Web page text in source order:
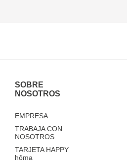
SOBRE
NOSOTROS
EMPRESA
TRABAJA CON
NOSOTROS
TARJETA HAPPY
hôma